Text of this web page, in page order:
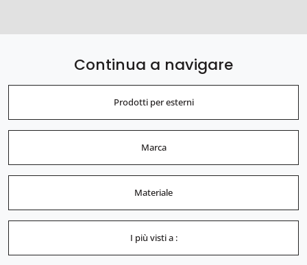
Continua a navigare
Prodotti per esterni
Marca
Materiale
I più visti a :